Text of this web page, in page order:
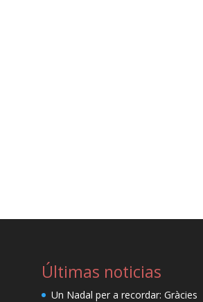
Últimas noticias
Un Nadal per a recordar: Gràcies